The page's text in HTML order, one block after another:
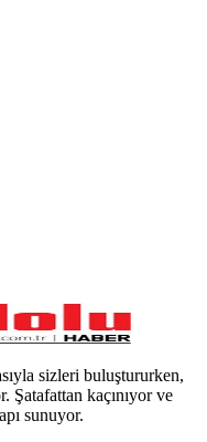
sizleri buluştururken,
kaçınıyor ve
sunuyor.